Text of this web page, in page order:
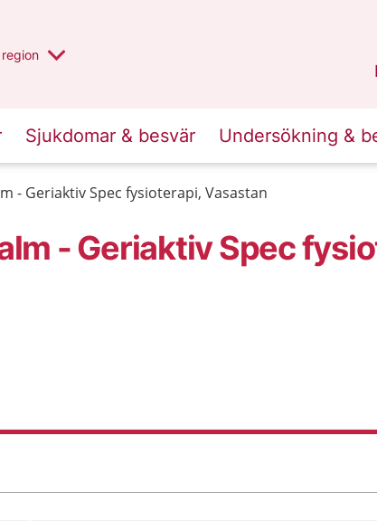
valt region
en annan
region
Sjukdomar & besvär Undersökning &
- Geriaktiv Spec fysioterapi, Vasastan
- Geriaktiv Spec